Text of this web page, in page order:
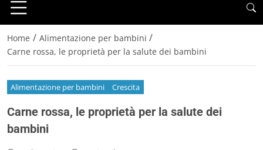
Home / Alimentazione per bambini /
Carne rossa, le proprietà per la salute dei bambini
Alimentazione per bambini Crescita
Carne rossa, le proprietà per la salute dei
bambini